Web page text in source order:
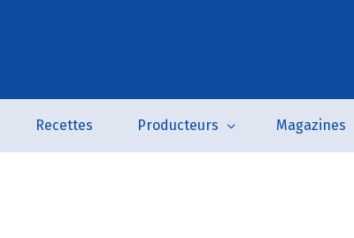
Recettes Producteurs Magazines